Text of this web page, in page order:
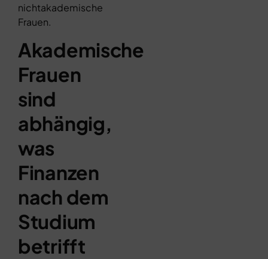
nichtakademische
Frauen.
Akademische
Frauen
sind
abhängig,
was
Finanzen
nach dem
Studium
betrifft